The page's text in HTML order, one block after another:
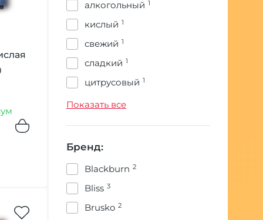
алкогольный 1
кислый 1
свежий 1
сладкий 1
цитрусовый 1
ягодный
Показать все
Бренд:
Blackburn 2
Bliss 3
Brusko 2